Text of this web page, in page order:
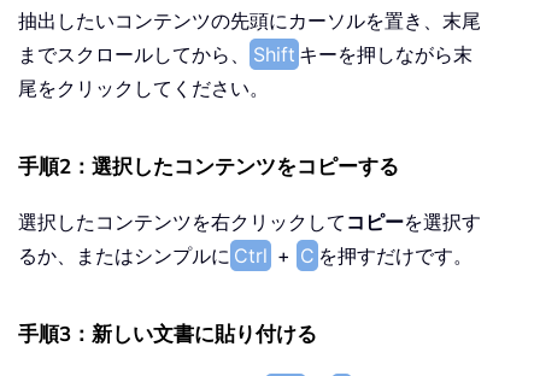
抽出したいコンテンツの先頭にカーソルを置き、末尾
までスクロールしてから、
Shift キーを押しながら末
尾をクリックしてください。
手順2：選択したコンテンツをコピーする
選択したコンテンツを右クリックして コピーを選択す
るか、またはシンプルに Ctrl + C を押すだけです。
手順3：新しい文書に貼り付ける